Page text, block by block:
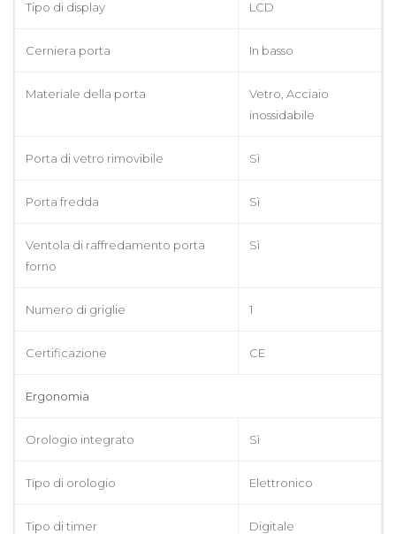
Tipo di display LCD
Cerniera porta In basso
Materiale della porta
Vetro, Acciaio
inossidabile
Porta di vetro rimovibile Sì
Porta fredda Sì
Ventola di raffredamento porta
forno
Sì
Numero di griglie 1
Certificazione CE
Ergonomia
Orologio integrato Sì
Tipo di orologio Elettronico
Tipo di timer Digitale